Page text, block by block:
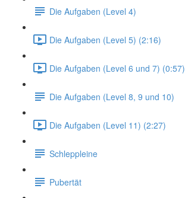
Die Aufgaben (Level 4)
Die Aufgaben (Level 5) (2:16)
Die Aufgaben (Level 6 und 7) (0:57)
Die Aufgaben (Level 8, 9 und 10)
Die Aufgaben (Level 11) (2:27)
Schleppleine
Pubertät